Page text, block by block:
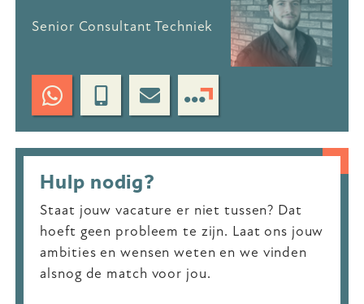
Senior Consultant Techniek
Hulp nodig?
Staat jouw vacature er niet tussen? Dat
hoeft geen probleem te zijn. Laat ons jouw
ambities en wensen weten en we vinden
alsnog de match voor jou.